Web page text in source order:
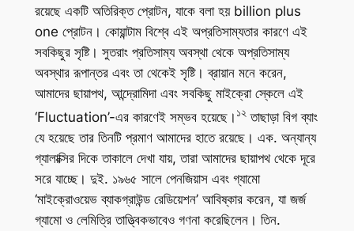
রয়েছে একটি অতিরিক্ত প্রোটন, যাকে বলা হয় billion plus
one প্রোটন। কোয়ান্টাম বিশ্বে এই অপ্রতিসাম্যতার কারণে এই
সবকিছুর সৃষ্টি। সুতরাং প্রতিসাম্য অবস্থা থেকে অপ্রতিসাম্য
অবস্থার রূপান্তর এবং তা থেকেই সৃষ্টি। ব্রায়ান মনে করেন,
আমাদের ছায়াপথ, আন্দ্রোমিদা এবং সবকিছু মাইক্রো স্কেলে এই
‘Fluctuation’-এর কারণেই সম্ভব হয়েছে। ১২তাছাড়া বিগ ব্যাং
যে হয়েছে তার তিনটি প্রমাণ আমাদের হাতে রয়েছে। এক. অন্যান্য
গ্যালাক্সির দিকে তাকালে দেখা যায়, তারা আমাদের ছায়াপথ থেকে দূরে
সরে যাচ্ছে। দুই. ১৯৬৫ সালে পেনজিয়াস এবং গ্যামো
‘মাইক্রোওয়েভ ব্যাকগ্রাউন্ড রেডিয়েশন’ আবিষ্কার করেন, যা জর্জ
গ্যামো ও লেমিত্রি তাত্ত্বিকভাবেও গণনা করেছিলেন। তিন.